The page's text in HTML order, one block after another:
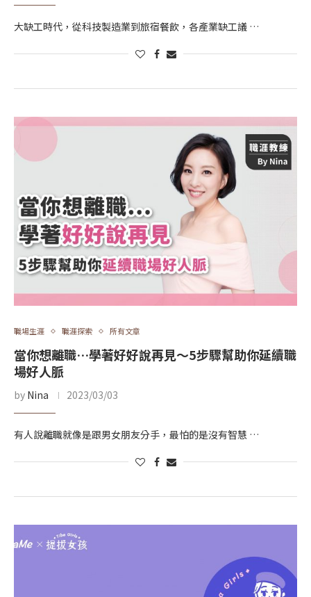
大缺工時代，從科技製造業到旅宿餐飲，各產業缺工議 …
職場生涯 職涯探索 所有文章
當你想離職…學著好好說再見～5步驟幫助你延續職
場好人脈
by Nina 2023/03/03
有人說離職就像是跟男女朋友分手，最怕的是沒有智慧 …